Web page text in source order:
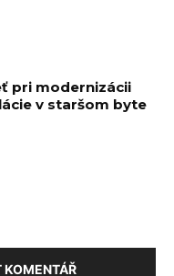
pri modernizácii
v staršom byte
KOMENTÁŘ